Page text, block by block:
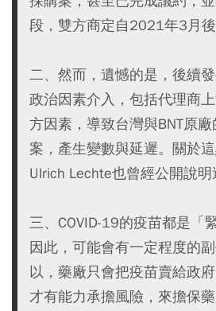
段，雙方商定自2021年3月後
二、然而，遺憾的是，後續
政治因素介入，包括代理商
方因素，導致台灣與BNT原
案，產生變數與延遲。關於
Ulrich Lechte也曾經公開說明
三、COVID-19的疫苗都是「
因此，可能會有一定程度的
以，藥廠只會把疫苗賣給政
才有能力承擔風險，來擔保